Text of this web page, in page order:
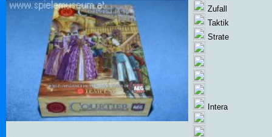
Zufall
Taktik
Strate
Intera